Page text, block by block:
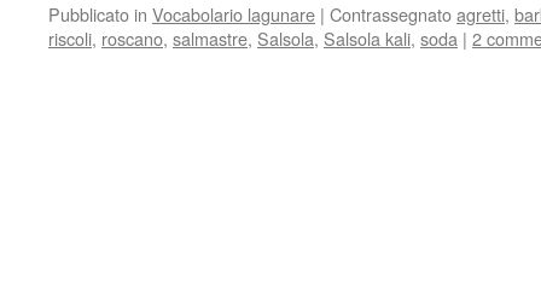
Pubblicato in Vocabolario lagunare | Contrassegnatoagretti,
riscoli, roscano, salmastre, Salsola, Salsola kali, soda | 2